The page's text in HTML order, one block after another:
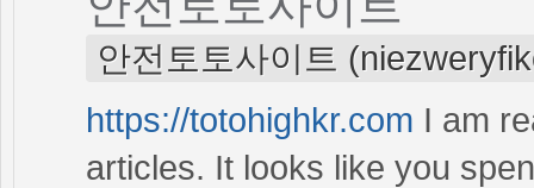
안전토토사이트
https://totohighkr.com I am
articles. It looks like you